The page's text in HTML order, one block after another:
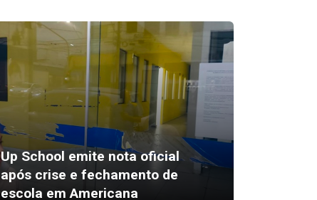
Up School emite nota oficial
após crise e fechamento de
escola em Americana